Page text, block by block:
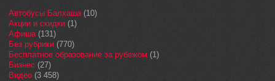
Автобусы Балхаша(10)
Акции и скидки (1)
Афиша(131)
Без рубрики (770)
Бесплатное образование за рубежом (1)
Бизнес (27)
Видео (3 458)